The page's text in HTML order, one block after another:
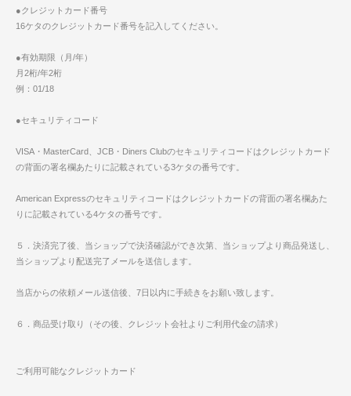
●クレジットカード番号
16ケタのクレジットカード番号を記入してください。
●有効期限（月/年）
月2桁/年2桁
例：01/18
●セキュリティコード
VISA・MasterCard、JCB・Diners Clubのセキュリティコードはクレジットカード
の背面の署名欄あたりに記載されている3ケタの番号です。
American Expressのセキュリティコードはクレジットカードの背面の署名欄あた
りに記載されている4ケタの番号です。
５．決済完了後、当ショップで決済確認ができ次第、当ショップより商品発送し、
当ショップより配送完了メールを送信します。
当店からの依頼メール送信後、7日以内に手続きをお願い致します。
６．商品受け取り（その後、クレジット会社よりご利用代金の請求）
ご利用可能なクレジットカード